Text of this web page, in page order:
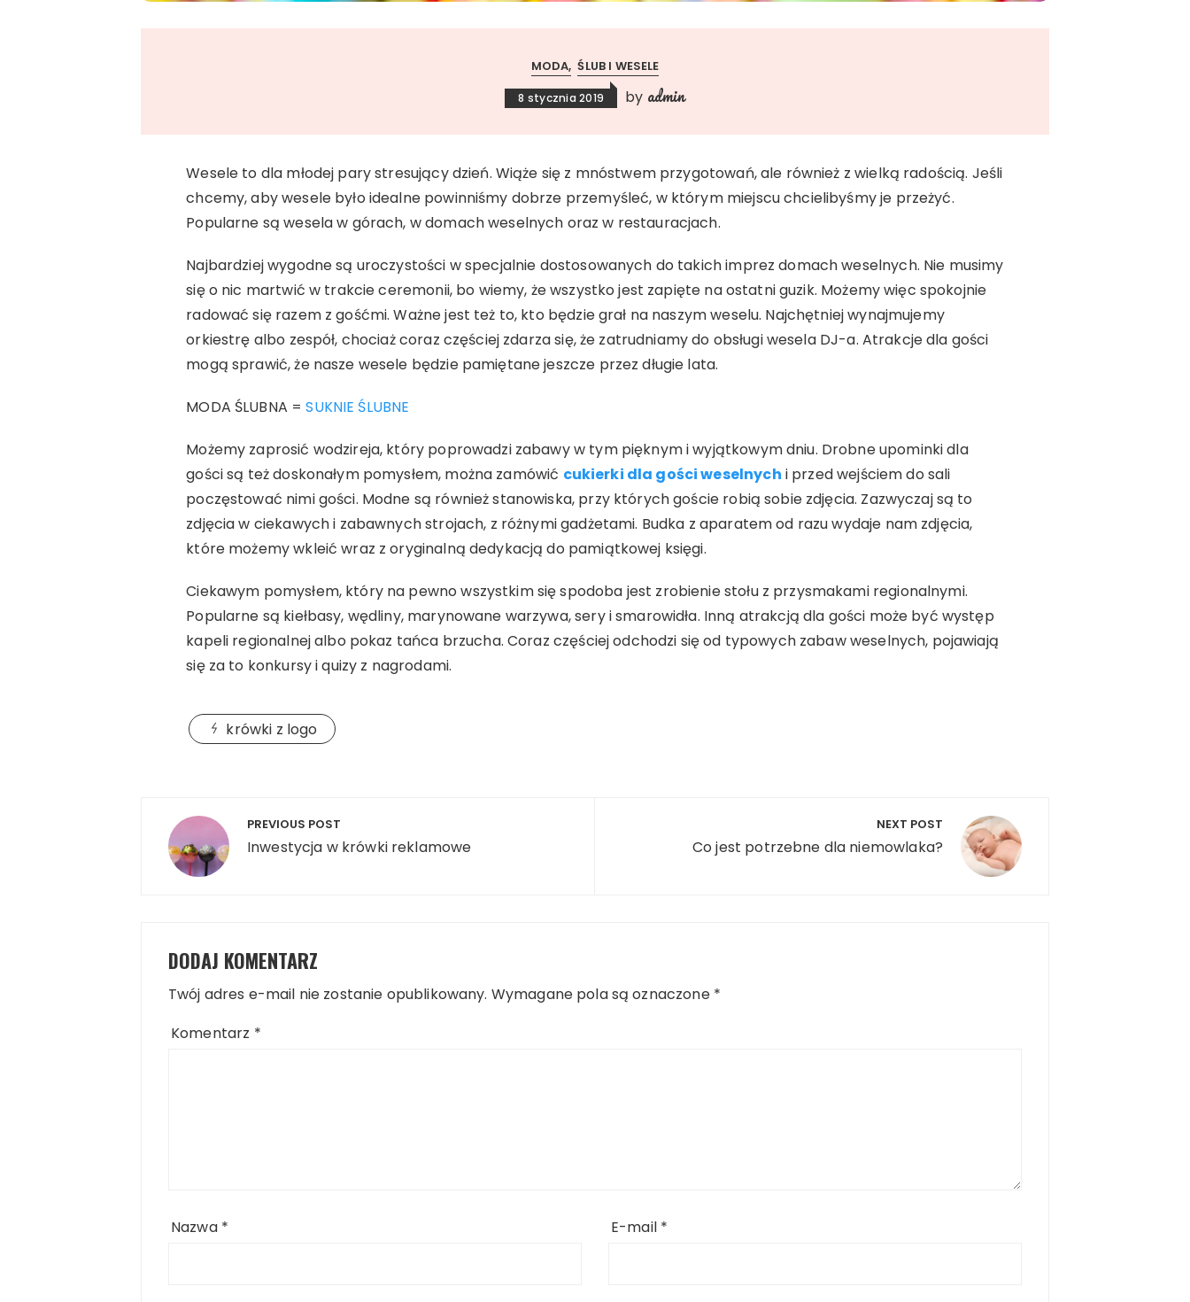
MODA ŚLUB I WESELE
8 stycznia 2019 by admin
Wesele to dla młodej pary stresujący dzień. Wiąże się z mnóstwem przygotowań, ale również z wielką radością. Jeśli
chcemy, aby wesele było idealne powinniśmy dobrze przemyśleć, w którym miejscu chcielibyśmy je przeżyć.
Popularne są wesela w górach, w domach weselnych oraz w restauracjach.
Najbardziej wygodne są uroczystości w specjalnie dostosowanych do takich imprez domach weselnych. Nie musimy
się o nic martwić w trakcie ceremonii, bo wiemy, że wszystko jest zapięte na ostatni guzik. Możemy więc spokojnie
radować się razem z gośćmi. Ważne jest też to, kto będzie grał na naszym weselu. Najchętniej wynajmujemy
orkiestrę albo zespół, chociaż coraz częściej zdarza się, że zatrudniamy do obsługi wesela DJ-a. Atrakcje dla gości
mogą sprawić, że nasze wesele będzie pamiętane jeszcze przez długie lata.
MODA ŚLUBNA =SUKNIE ŚLUBNE
Możemy zaprosić wodzireja, który poprowadzi zabawy w tym pięknym i wyjątkowym dniu. Drobne upominki dla
gości są też doskonałym pomysłem, można zamówić cukierki dla gości weselnych i przed wejściem do sali
poczęstować nimi gości. Modne są również stanowiska, przy których goście robią sobie zdjęcia. Zazwyczaj są to
zdjęcia w ciekawych i zabawnych strojach, z różnymi gadżetami. Budka z aparatem od razu wydaje nam zdjęcia,
które możemy wkleić wraz z oryginalną dedykacją do pamiątkowej księgi.
Ciekawym pomysłem, który na pewno wszystkim się spodoba jest zrobienie stołu z przysmakami regionalnymi.
Popularne są kiełbasy, wędliny, marynowane warzywa, sery i smarowidła. Inną atrakcją dla gości może być występ
kapeli regionalnej albo pokaz tańca brzucha. Coraz częściej odchodzi się od typowych zabaw weselnych, pojawiają
się za to konkursy i quizy z nagrodami.
krówki z logo
Nawigacja
wpisu
PREVIOUS POST
Inwestycja w krówki reklamowe
NEXT POST
Co jest potrzebne dla niemowlaka?
DODAJ KOMENTARZ
Twój adres e-mail nie zostanie opublikowany. Wymagane pola są oznaczone *
Komentarz *
Nazwa * E-mail *